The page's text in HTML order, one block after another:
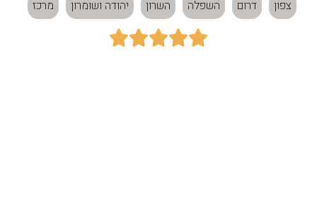
צפון דרום השפלה השרון יהודה ושומרון מרכז




